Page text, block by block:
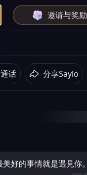
邀请与奖励
话 分享Saylo
好的事情就是遇見你。